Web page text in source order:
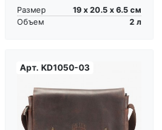
Размер
19 х 20.5 х 6.5 см
Объем
2 л
Арт. KD1050-03
Загрузка...